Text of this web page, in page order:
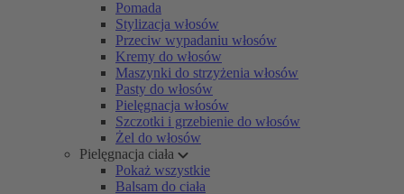
Pomada
Stylizacja włosów
Przeciw wypadaniu włosów
Kremy do włosów
Maszynki do strzyżenia włosów
Pasty do włosów
Pielęgnacja włosów
Szczotki i grzebienie do włosów
Żel do włosów
Pielęgnacja ciała
Pokaż wszystkie
Balsam do ciała